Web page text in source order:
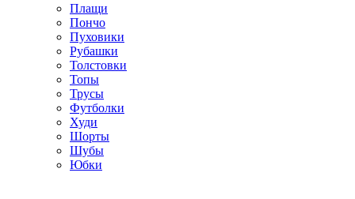
Плащи
Пончо
Пуховики
Рубашки
Толстовки
Топы
Трусы
Футболки
Худи
Шорты
Шубы
Юбки